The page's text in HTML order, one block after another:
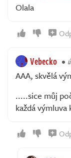
Olala
Vebecko
AAA, skvělá
.....sice můj
každá